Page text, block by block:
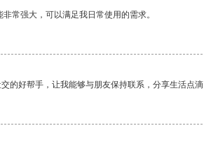
常强大，可以满足我日常使用的需求。
的好帮手，让我能够与朋友保持联系，分享生活点滴